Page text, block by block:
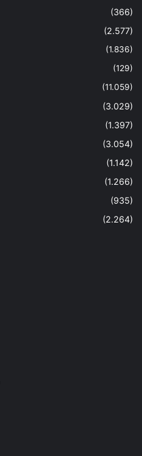
(366)
(2.577)
(1.836)
(129)
(11.059)
(3.029)
(1.397)
(3.054)
(1.142)
(1.266)
(935)
(2.264)